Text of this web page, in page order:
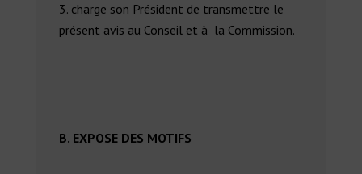
charge son Président de transmettre le
présent avis au Conseil et à la Commission.
B. EXPOSE DES MOTIFS